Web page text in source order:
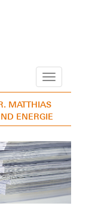
Navigation
MATTHIAS
ENERGIE